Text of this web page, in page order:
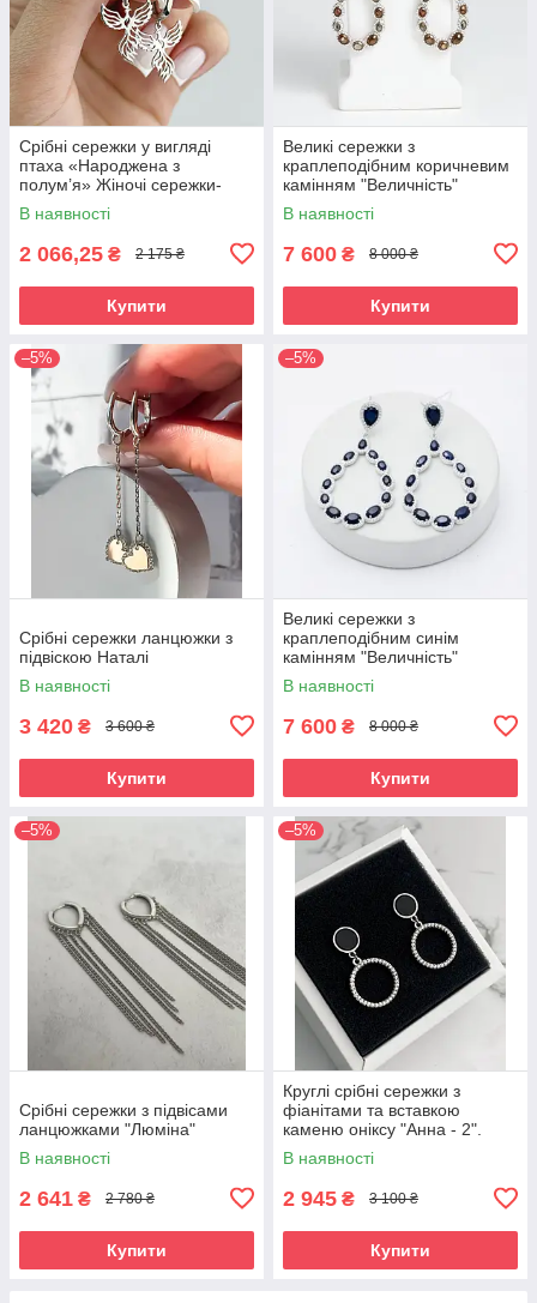
Срібні сережки у вигляді
птаха «Народжена з
полум’я» Жіночі сережки-
фенікс срібні 925 проба
В наявності
2 066,25 ₴ 2 175 ₴
Купити
Великі сережки з
краплеподібним коричневим
камінням "Величність"
В наявності
7 600 ₴ 8 000 ₴
Купити
–5%
Срібні сережки ланцюжки з
підвіскою Наталі
В наявності
3 420 ₴ 3 600 ₴
Купити
–5%
Великі сережки з
краплеподібним синім
камінням "Величність"
В наявності
7 600 ₴ 8 000 ₴
Купити
–5%
Срібні сережки з підвісами
ланцюжками "Люміна"
В наявності
2 641 ₴ 2 780 ₴
Купити
–5%
Круглі срібні сережки з
фіанітами та вставкою
каменю оніксу "Анна - 2".
В наявності
2 945 ₴ 3 100 ₴
Купити